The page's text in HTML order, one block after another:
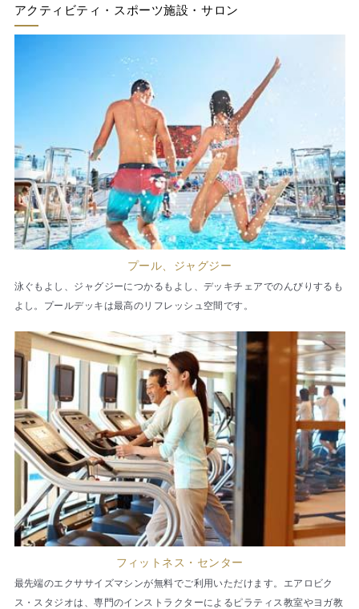
アクティビティ・スポーツ施設・サロン
プール、ジャグジー
泳ぐもよし、ジャグジーにつかるもよし、デッキチェアでのんびりするも
よし。プールデッキは最高のリフレッシュ空間です。
フィットネス・センター
最先端のエクササイズマシンが無料でご利用いただけます。エアロビク
ス・スタジオは、専門のインストラクターによるピラティス教室やヨガ教